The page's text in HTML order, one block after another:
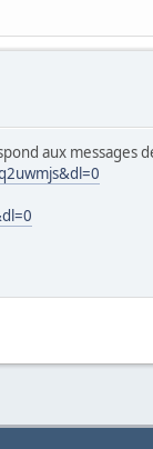
aux messages